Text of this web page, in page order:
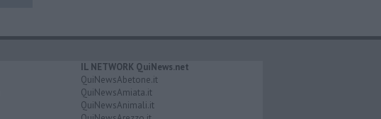
IL NETWORK QuiNews.net
QuiNewsAbetone.it
QuiNewsAmiata.it
QuiNewsAnimali.it